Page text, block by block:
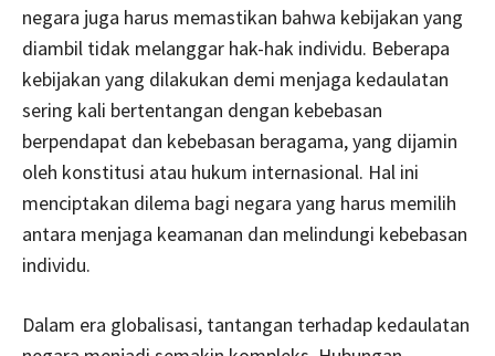
negara juga harus memastikan bahwa kebijakan yang
diambil tidak melanggar hak-hak individu. Beberapa
kebijakan yang dilakukan demi menjaga kedaulatan
sering kali bertentangan dengan kebebasan
berpendapat dan kebebasan beragama, yang dijamin
oleh konstitusi atau hukum internasional. Hal ini
menciptakan dilema bagi negara yang harus memilih
antara menjaga keamanan dan melindungi kebebasan
individu.
Dalam era globalisasi, tantangan terhadap kedaulatan